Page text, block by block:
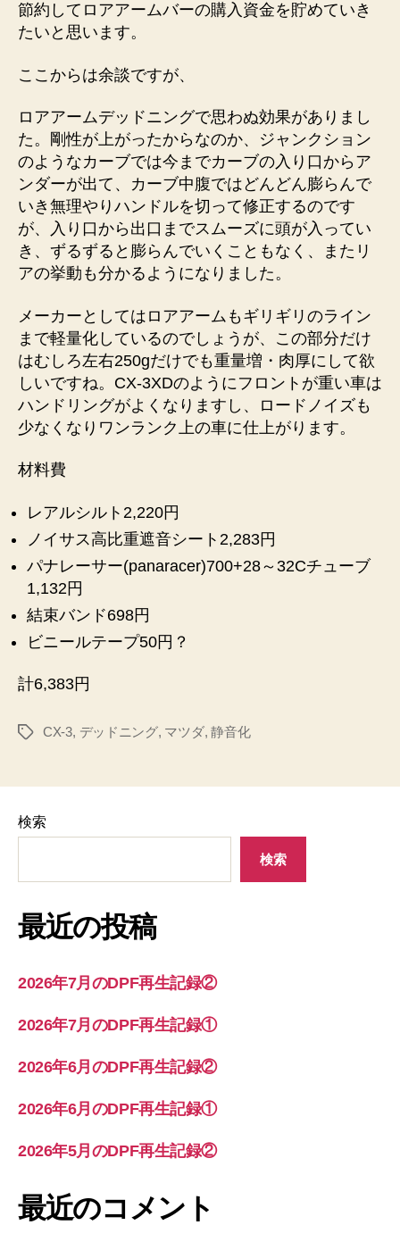
節約してロアアームバーの購入資金を貯めていき
たいと思います。
ここからは余談ですが、
ロアアームデッドニングで思わぬ効果がありまし
た。剛性が上がったからなのか、ジャンクション
のようなカーブでは今までカーブの入り口からア
ンダーが出て、カーブ中腹ではどんどん膨らんで
いき無理やりハンドルを切って修正するのです
が、入り口から出口までスムーズに頭が入ってい
き、ずるずると膨らんでいくこともなく、またリ
アの挙動も分かるようになりました。
メーカーとしてはロアアームもギリギリのライン
まで軽量化しているのでしょうが、この部分だけ
はむしろ左右250gだけでも重量増・肉厚にして欲
しいですね。CX-3XDのようにフロントが重い車は
ハンドリングがよくなりますし、ロードノイズも
少なくなりワンランク上の車に仕上がります。
材料費
レアルシルト2,220円
ノイサス高比重遮音シート2,283円
パナレーサー(panaracer)700+28～32Cチューブ
1,132円
結束バンド698円
ビニールテープ50円？
計6,383円
タ
CX-3, デッドニング, マツダ,静音化
検索
検索
最近の投稿
2026年7月のDPF再生記録②
2026年7月のDPF再生記録①
2026年6月のDPF再生記録②
2026年6月のDPF再生記録①
2026年5月のDPF再生記録②
最近のコメント